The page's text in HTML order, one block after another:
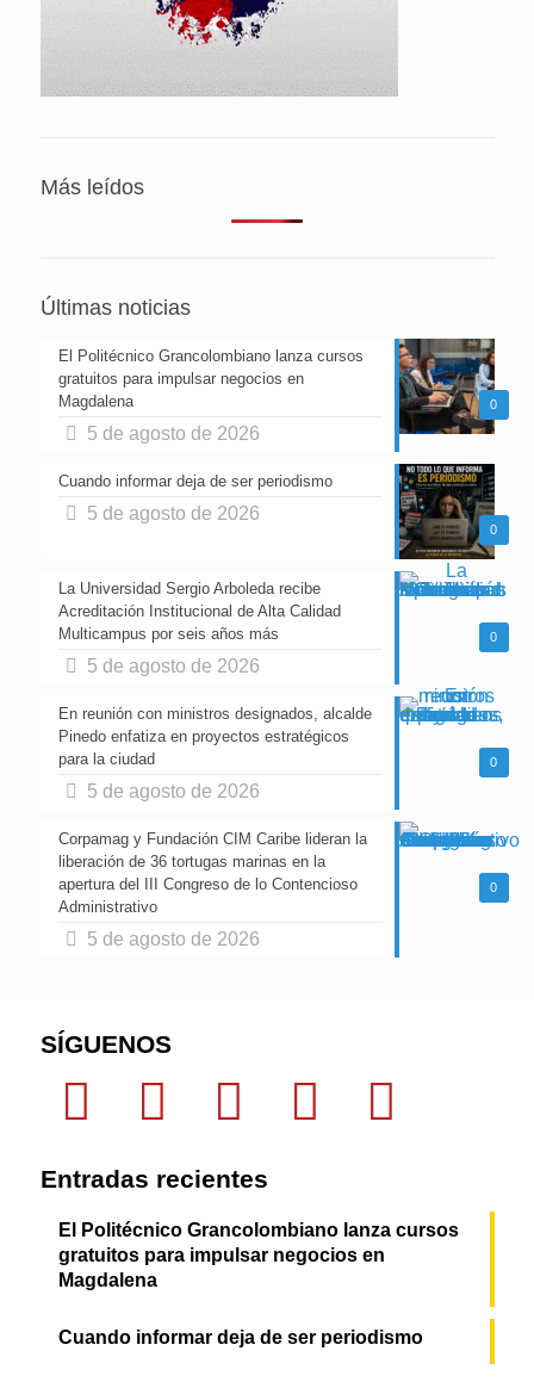
Más leídos
Últimas noticias
0
El Politécnico Grancolombiano lanza cursos
gratuitos para impulsar negocios en
Magdalena
5 de agosto de 2026
0
Cuando informar deja de ser periodismo
5 de agosto de 2026
0
La Universidad Sergio Arboleda recibe
Acreditación Institucional de Alta Calidad
Multicampus por seis años más
5 de agosto de 2026
0
En reunión con ministros designados, alcalde
Pinedo enfatiza en proyectos estratégicos
para la ciudad
5 de agosto de 2026
0
Corpamag y Fundación CIM Caribe lideran la
liberación de 36 tortugas marinas en la
apertura del III Congreso de lo Contencioso
Administrativo
5 de agosto de 2026
SÍGUENOS
Entradas recientes
El Politécnico Grancolombiano lanza cursos
gratuitos para impulsar negocios en
Magdalena
Cuando informar deja de ser periodismo